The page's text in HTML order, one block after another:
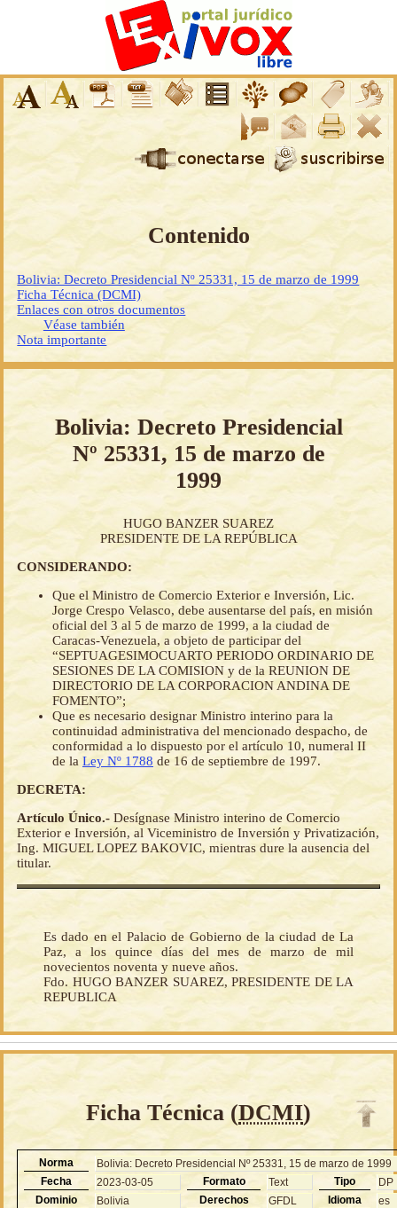
Contenido
Bolivia: Decreto Presidencial Nº 25331, 15 de marzo de 1999
Ficha Técnica (DCMI)
Enlaces con otros documentos
Véase también
Nota importante
Bolivia: Decreto Presidencial
Nº 25331, 15 de marzo de
1999
HUGO BANZER SUAREZ
PRESIDENTE DE LA REPÚBLICA
CONSIDERANDO:
Que el Ministro de Comercio Exterior e Inversión, Lic.
Jorge Crespo Velasco, debe ausentarse del país, en misión
oficial del 3 al 5 de marzo de 1999, a la ciudad de
Caracas-Venezuela, a objeto de participar del
“SEPTUAGESIMOCUARTO PERIODO ORDINARIO DE
SESIONES DE LA COMISION y de la REUNION DE
DIRECTORIO DE LA CORPORACION ANDINA DE
FOMENTO”;
Que es necesario designar Ministro interino para la
continuidad administrativa del mencionado despacho, de
conformidad a lo dispuesto por el artículo 10, numeral II
de la Ley Nº 1788 de 16 de septiembre de 1997.
DECRETA:
Artículo Único.- Desígnase Ministro interino de Comercio
Exterior e Inversión, al Viceministro de Inversión y Privatización,
Ing. MIGUEL LOPEZ BAKOVIC, mientras dure la ausencia del
titular.
Es dado en el Palacio de Gobierno de la ciudad de La
Paz, a los quince días del mes de marzo de mil
novecientos noventa y nueve años.
Fdo. HUGO BANZER SUAREZ, PRESIDENTE DE LA
REPUBLICA
Ficha Técnica (DCMI)
Norma
Bolivia: Decreto Presidencial Nº 25331, 15 de marzo de 1999
Fecha
2023-03-05 Formato Text Tipo
DP
Dominio
Bolivia Derechos GFDL Idioma es